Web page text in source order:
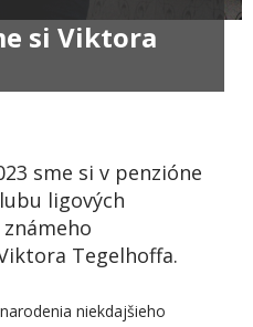
si Viktora
sme si v penzióne
ligových
Tegelhoffa.
niekdajšieho